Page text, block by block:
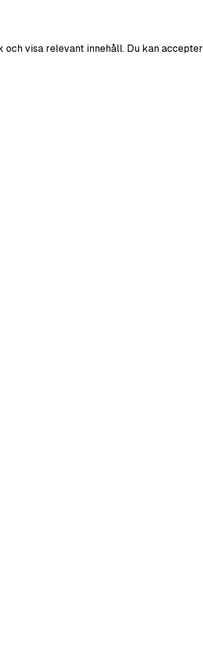
visa relevant innehåll. Du kan